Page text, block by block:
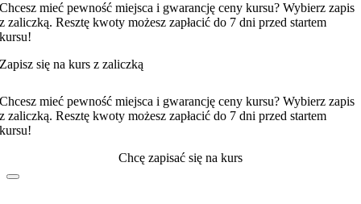
Chcesz mieć pewność miejsca i gwarancję ceny kursu? Wybierz zapis
z zaliczką. Resztę kwoty możesz zapłacić do 7 dni przed startem
kursu!
Zapisz się na kurs z zaliczką
Chcesz mieć pewność miejsca i gwarancję ceny kursu? Wybierz zapis
z zaliczką. Resztę kwoty możesz zapłacić do 7 dni przed startem
kursu!
Chcę zapisać się na kurs